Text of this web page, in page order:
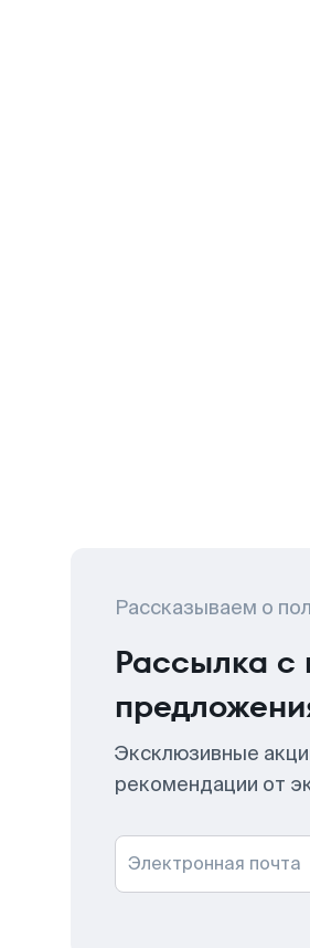
Рассказываем о
Рассылка с
Эксклюзивные
рекомендации от
Электронная почта